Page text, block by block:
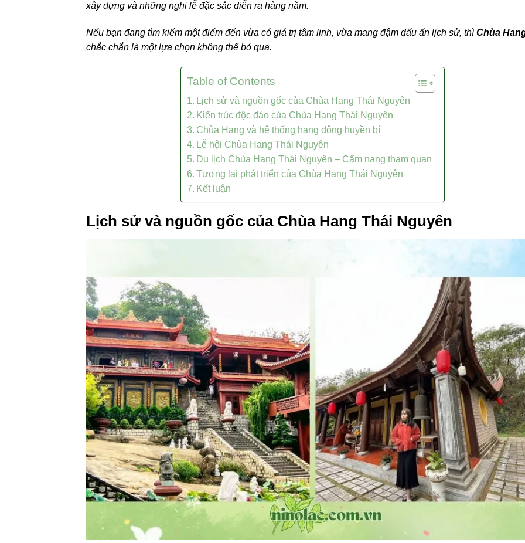
xây dựng và những nghi lễ đặc sắc diễn ra hàng năm.
Nếu bạn đang tìm kiếm một điểm đến vừa có giá trị tâm linh, vừa mang đậm dấu ấn lịch sử, thì Chùa
chắc chắn là một lựa chọn không thể bỏ qua.
Table of Contents
Lịch sử và nguồn gốc của Chùa Hang Thái Nguyên
Kiến trúc độc đáo của Chùa Hang Thái Nguyên
Chùa Hang và hệ thống hang động huyền bí
Lễ hội Chùa Hang Thái Nguyên
Du lịch Chùa Hang Thái Nguyên – Cẩm nang tham quan
Tương lai phát triển của Chùa Hang Thái Nguyên
Kết luận
Lịch sử và nguồn gốc của Chùa Hang Thái Nguyên